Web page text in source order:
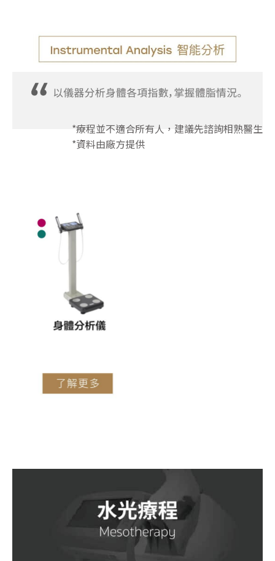
*療程並不適合所有人，建議先諮詢相熟醫生
*資料由廠方提供